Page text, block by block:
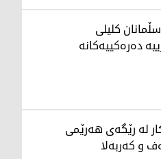
کلیلی
دەرەکییەکانە
لە رێگەی هەرێمی
و کەربەلا